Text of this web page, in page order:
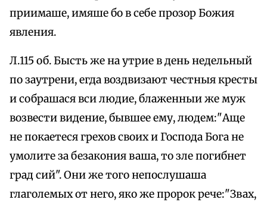
приимаше, имяше бо в себе прозор Божия
явления.
Л.115 об. Бысть же на утрие в день недельный
по заутрени, егда воздвизают честныя кресты
и собрашася вси людие, блаженныи же муж
возвести видение, бывшее ему, людем:"Аще
не покаетеся грехов своих и Господа Бога не
умолите за безакония ваша, то зле погибнет
град сий". Они же того непослушаша
глаголемых от него, яко же пророк рече:"Звах,